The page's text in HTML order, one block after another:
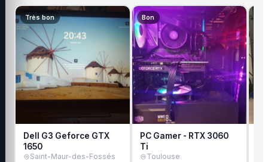
Très bon
Dell G3 Geforce GTX
1650
Saint-Maur-des-Fossés
Bon
PC Gamer - RTX 3060
Ti
Toulouse